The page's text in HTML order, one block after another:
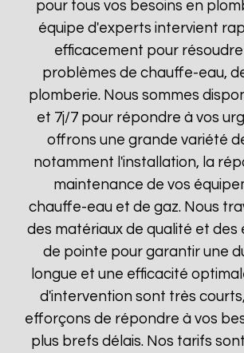
pour tous vos besoins en
équipe d'experts intervient
efficacement pour
problèmes de chauffe-eau,
plomberie. Nous sommes
et 7j/7 pour répondre à vos
offrons une grande variété
notamment l'installation, la
maintenance de vos
chauffe-eau et de gaz. Nous
des matériaux de qualité et des
de pointe pour garantir une
longue et une efficacité
d'intervention sont très
efforçons de répondre à vos
plus brefs délais. Nos tarifs